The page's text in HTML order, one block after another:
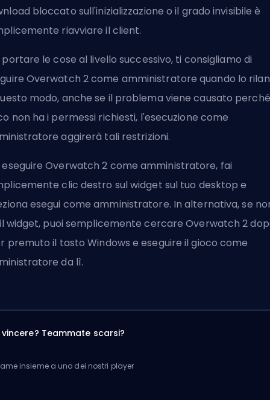
bloccato sull'inizializzazione oil grado invisibile è
riavviare il client.
portare le cose al livello successivo, ti consigliamo di
Overwatch 2 come amministratore quando lo
modo, anche se il problema viene causato
non ha i permessi richiesti, l'esecuzione come
aggirerà tali restrizioni.
eseguire Overwatch 2 come amministratore, fai
clic destro sul widget sul tuo desktop e
esegui come amministratore. In alternativa, se
widget, puoi semplicemente cercare Overwatch 2
premuto il tasto Windows e eseguire il gioco come
da lì.
Teammate scarsi?
insieme a uno dei nostri player